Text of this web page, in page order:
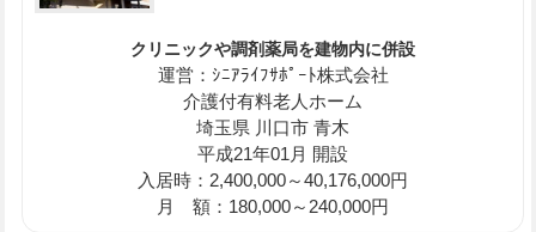
クリニックや調剤薬局を建物内に併設
運営：ｼﾆｱﾗｲﾌｻﾎﾟｰﾄ株式会社
介護付有料老人ホーム
埼玉県 川口市 青木
平成21年01月 開設
入居時：2,400,000～40,176,000円
月 額：180,000～240,000円